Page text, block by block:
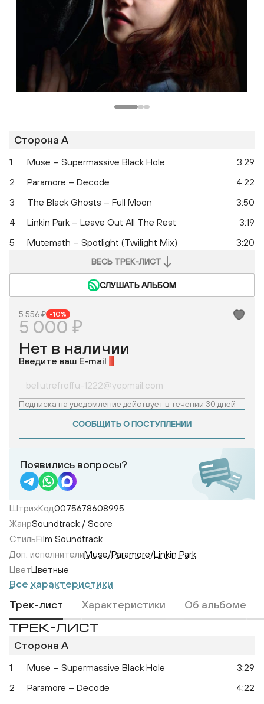
Сторона A
1 Muse – Supermassive Black Hole
3:29
2
Paramore – Decode
4:22
3
The Black Ghosts – Full Moon
3:50
4
Linkin Park – Leave Out All The Rest
3:19
5
Mutemath – Spotlight (Twilight Mix) 3:20
ВЕСЬ ТРЕК-ЛИСТ
СЛУШАТЬ АЛЬБОМ
5 556 ₽ -10%
5 000 ₽
Нет в наличии
Введите ваш E-mail
Подписка на уведомление действует в течении 30 дней
СООБЩИТЬ О ПОСТУПЛЕНИИ
Появились вопросы?
ШтрихКод0075678608995
ЖанрSoundtrack / Score
СтильFilm Soundtrack
Доп. исполнителиMuse/Paramore/Linkin Park
ЦветЦветные
Все характеристики
Трек-лист
Характеристики Об альбоме
ТРЕК-ЛИСТ
Сторона A
1 Muse – Supermassive Black Hole
3:29
2
Paramore – Decode
4:22